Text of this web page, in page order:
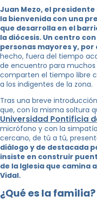
Juan Mezo, el presidente
la bienvenida con una
que desarrolla en el
la diócesis. Un centro
personas mayores y,
hecho, fuera del tiempo
de encuentro para muchos
comparten el tiempo libre
a los indigentes de la zona.
Tras una breve
que, con la misma soltura
Universidad Pontificia
micrófono y con la
cercano, de tú a tú,
diálogo y de destacada
insiste en construir
de la Iglesia que camina
Vidal.
¿Qué es la familia?